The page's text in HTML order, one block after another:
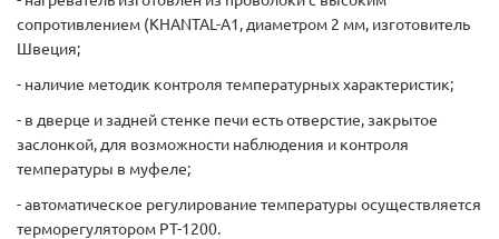
сопротивлением (KHANTAL-А1, диаметром 2 мм, изготовитель
Швеция;
- наличие методик контроля температурных характеристик;
- в дверце и задней стенке печи есть отверстие, закрытое
заслонкой, для возможности наблюдения и контроля
температуры в муфеле;
- автоматическое регулирование температуры осуществляется
терморегулятором РТ-1200.